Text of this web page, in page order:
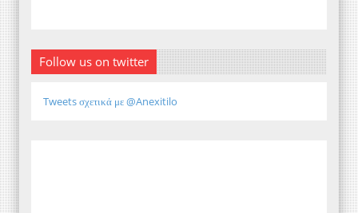
Follow us on twitter
Tweets σχετικά με @Anexitilo